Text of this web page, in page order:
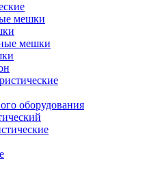
мешки
мешки
оборудования